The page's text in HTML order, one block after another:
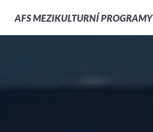
AFSMEZIKULTURNÍ PROGRAMY